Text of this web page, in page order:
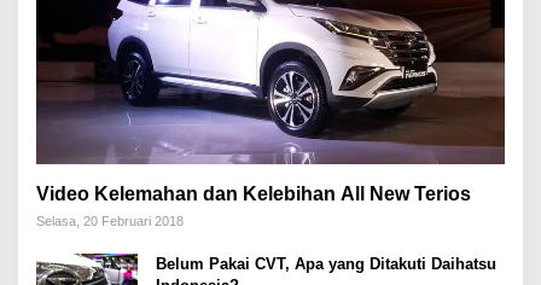
Video Kelemahan dan Kelebihan All New Terios
Selasa, 20 Februari 2018
Belum Pakai CVT, Apa yang Ditakuti Daihatsu